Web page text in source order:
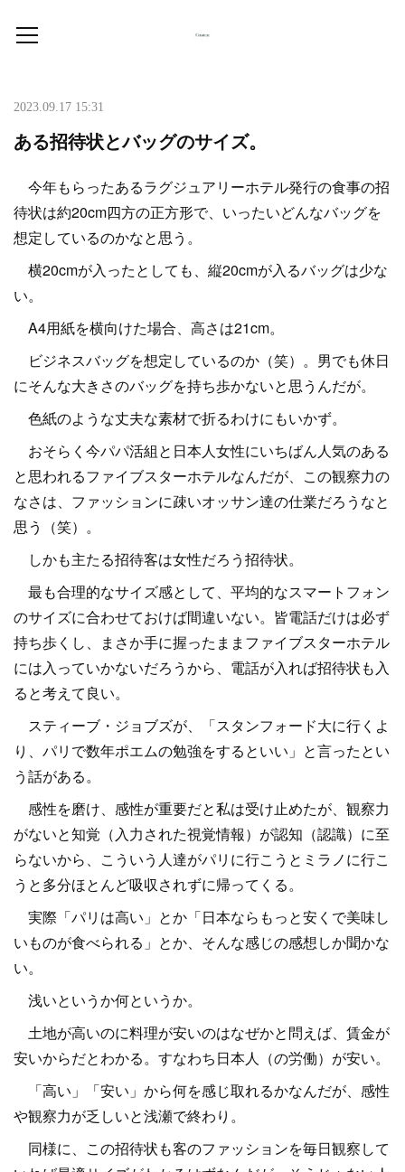
2023.09.17 15:31
ある招待状とバッグのサイズ。
今年もらったあるラグジュアリーホテル発行の食事の招
待状は約20cm四方の正方形で、いったいどんなバッグを
想定しているのかなと思う。
横20cmが入ったとしても、縦20cmが入るバッグは少な
い。
A4用紙を横向けた場合、高さは21cm。
ビジネスバッグを想定しているのか（笑）。男でも休日
にそんな大きさのバッグを持ち歩かないと思うんだが。
色紙のような丈夫な素材で折るわけにもいかず。
おそらく今パパ活組と日本人女性にいちばん人気のある
と思われるファイブスターホテルなんだが、この観察力の
なさは、ファッションに疎いオッサン達の仕業だろうなと
思う（笑）。
しかも主たる招待客は女性だろう招待状。
最も合理的なサイズ感として、平均的なスマートフォン
のサイズに合わせておけば間違いない。皆電話だけは必ず
持ち歩くし、まさか手に握ったままファイブスターホテル
には入っていかないだろうから、電話が入れば招待状も入
ると考えて良い。
スティーブ・ジョブズが、「スタンフォード大に行くよ
り、パリで数年ポエムの勉強をするといい」と言ったとい
う話がある。
感性を磨け、感性が重要だと私は受け止めたが、観察力
がないと知覚（入力された視覚情報）が認知（認識）に至
らないから、こういう人達がパリに行こうとミラノに行こ
うと多分ほとんど吸収されずに帰ってくる。
実際「パリは高い」とか「日本ならもっと安くで美味し
いものが食べられる」とか、そんな感じの感想しか聞かな
い。
浅いというか何というか。
土地が高いのに料理が安いのはなぜかと問えば、賃金が
安いからだとわかる。すなわち日本人（の労働）が安い。
「高い」「安い」から何を感じ取れるかなんだが、感性
や観察力が乏しいと浅瀬で終わり。
同様に、この招待状も客のファッションを毎日観察して